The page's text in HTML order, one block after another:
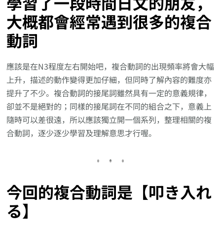
大概都會經常遇到很多的複合
動詞
應該是在N3程度左右開始吧，複合動詞的出現頻率將會大幅
上升，描述的動作變得更加仔細，但同時了解內容的難度亦
提升了不少。複合動詞的接尾詞雖然具有一定的意義規律，
卻並不是絕對的；同樣的接尾詞在不同的組合之下，意義上
隨時可以差很遠，所以應該獨立開一個系列，整理相關的複
合動詞，逐少逐少學習及理解意思才行喔。
今回的複合動詞是【叩き入れ
る】